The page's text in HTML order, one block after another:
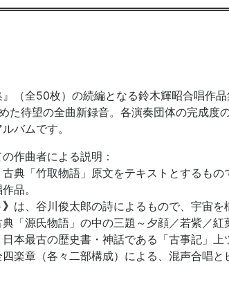
（全50枚）の続編となる鈴木輝昭合唱作
た待望の全曲新録音。各演奏団体の完成
バムです。
作曲者による説明：
古典「竹取物語」原文をテキストとするも
品。
は、谷川俊太郎の詩によるもので、宇宙
典「源氏物語」の中の三題～夕顔／若紫／
日本最古の歴史書・神話である「古事記」
楽章（各々二部構成）による、混声合唱と